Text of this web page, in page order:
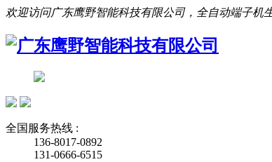
欢迎访问广东鹰野智能科技有限公司，全自动端子机
全国服务热线 :
136-8017-0892
131-0666-6515